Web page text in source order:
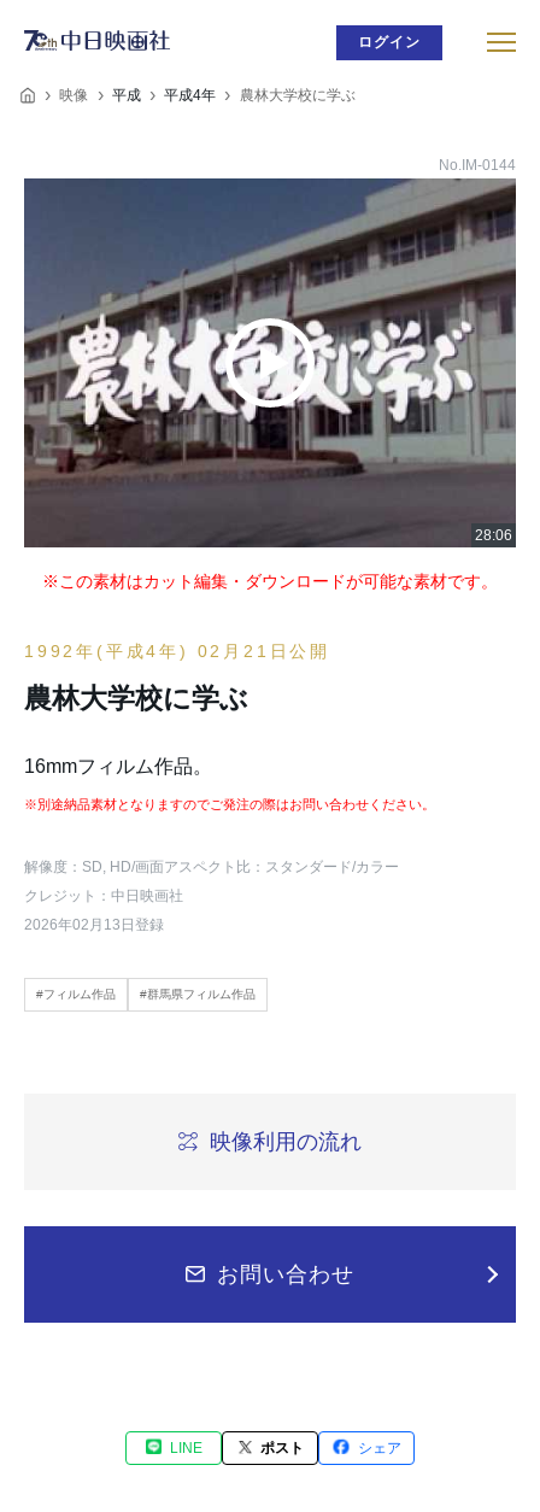
ログイン
映像 平成 平成4年 農林大学校に学ぶ
No.IM-0144
※この素材はカット編集・ダウンロードが可能な素材です。
1992年(平成4年) 02月21日公開
農林大学校に学ぶ
16mmフィルム作品。
※別途納品素材となりますのでご発注の際はお問い合わせください。
解像度：SD, HD/画面アスペクト比：スタンダード/カラー
クレジット：中日映画社
2026年02月13日登録
#フィルム作品 #群馬県フィルム作品
映像利用の流れ
お問い合わせ
LINE ポスト シェア